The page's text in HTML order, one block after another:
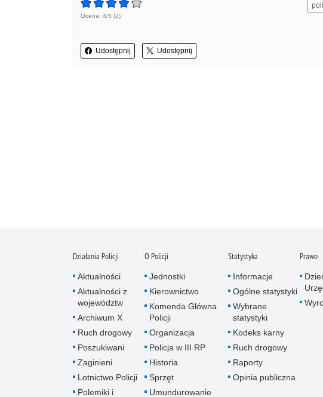
Ocena: 4/5 (2)
Udostępnij Udostępnij
Działania Policji
Aktualności
Aktualności z
województw
Archiwum X
Ruch drogowy
Poszukiwani
Zaginieni
Lotnictwo Policji
Polemiki i
O Policji
Jednostki
Kierownictwo
Komenda Główna
Policji
Organizacja
Policja w III RP
Historia
Sprzęt
Umundurowanie
Statystyka
Informacje
Ogólne statystyki
Wybrane
statystyki
Kodeks karny
Ruch drogowy
Raporty
Opinia publiczna
Prawo